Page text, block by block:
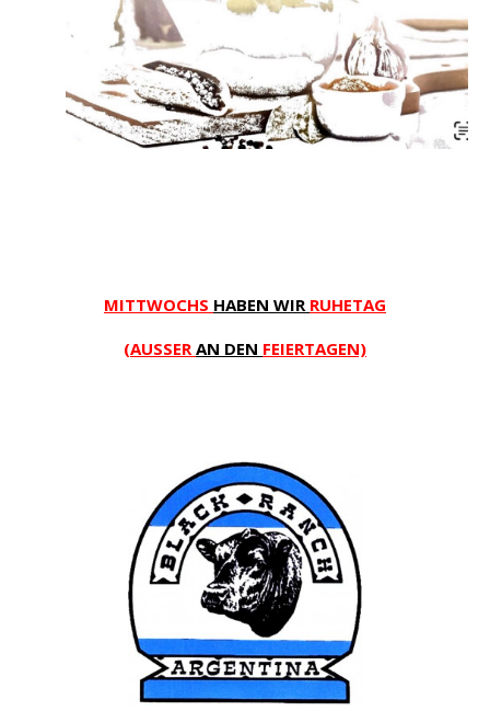
MITTWOCHS HABEN WIR RUHETAG
(AUSSERAN DEN FEIERTAGEN)